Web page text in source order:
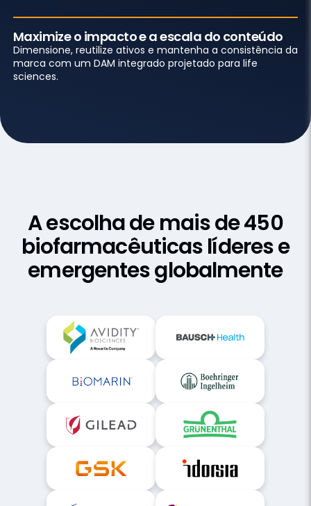
Maximize o impacto e a escala do conteúdo
Dimensione, reutilize ativos e mantenha a consistência da
marca com um DAM integrado projetado para life
sciences.
A escolha de mais de 450
biofarmacêuticaslíderes e
emergentes globalmente